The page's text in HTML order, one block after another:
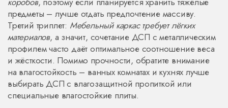
предметы – лучше отдать предпочтение массиву.
Третий триплет: Мебельный каркас требует лёгких
материалов, а значит, сочетание ДСП с металлическим
профилем часто даёт оптимальное соотношение веса
и жёсткости. Помимо прочности, обратите внимание
на влагостойкость – ванных комнатах и кухнях лучше
выбирать ДСП с влагозащитной пропиткой или
специальные влагостойкие плиты.